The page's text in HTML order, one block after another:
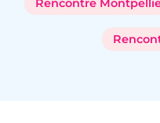
Rencontre